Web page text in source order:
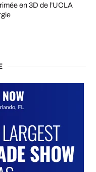
en 3D de l’UCLA